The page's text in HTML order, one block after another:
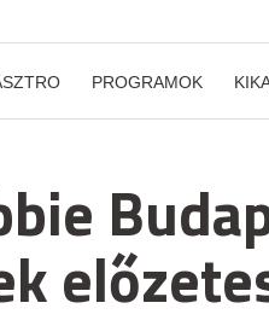
PROGRAMOK